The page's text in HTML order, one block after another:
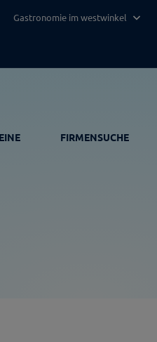
Gastronomie im westwinkel
FIRMENSUCHE